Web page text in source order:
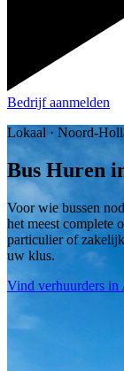
Bedrijf aanmelden
Lokaal · Noord-
Bus Huren
Voor wie bussen
het meest complete
particulier of
uw klus.
Vind verhuurders in